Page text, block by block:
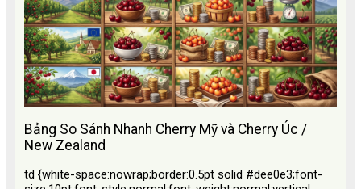
Bảng So Sánh Nhanh Cherry Mỹ và Cherry Úc /
New Zealand
td {white-space:nowrap;border:0.5pt solid #dee0e3;font-